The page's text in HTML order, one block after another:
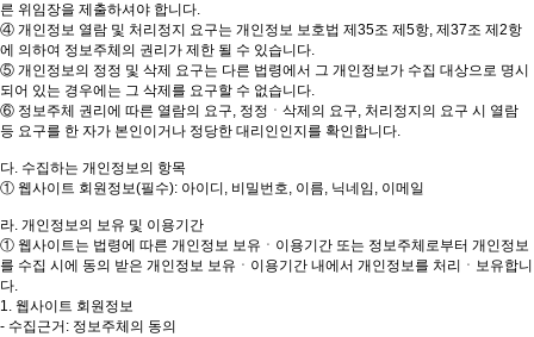
른 위임장을 제출하셔야 합니다.
④ 개인정보 열람 및 처리정지 요구는 개인정보 보호법 제35조 제5항, 제37조 제2항
에 의하여 정보주체의 권리가 제한 될 수 있습니다.
⑤ 개인정보의 정정 및 삭제 요구는 다른 법령에서 그 개인정보가 수집 대상으로 명시
되어 있는 경우에는 그 삭제를 요구할 수 없습니다.
⑥ 정보주체 권리에 따른 열람의 요구, 정정ㆍ삭제의 요구, 처리정지의 요구 시 열람
등 요구를 한 자가 본인이거나 정당한 대리인인지를 확인합니다.
다. 수집하는 개인정보의 항목
① 웹사이트 회원정보(필수): 아이디, 비밀번호, 이름, 닉네임, 이메일
라. 개인정보의 보유 및 이용기간
① 웹사이트는 법령에 따른 개인정보 보유ㆍ이용기간 또는 정보주체로부터 개인정보
를 수집 시에 동의 받은 개인정보 보유ㆍ이용기간 내에서 개인정보를 처리ㆍ보유합니
다.
1. 웹사이트 회원정보
- 수집근거: 정보주체의 동의